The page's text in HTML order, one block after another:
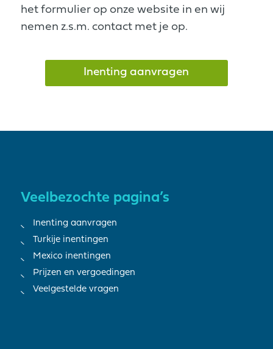
het formulier op onze website in en wij
nemen z.s.m. contact met je op.
Inenting aanvragen
Veelbezochte pagina’s
Inenting aanvragen
Turkije inentingen
Mexico inentingen
Prijzen en vergoedingen
Veelgestelde vragen